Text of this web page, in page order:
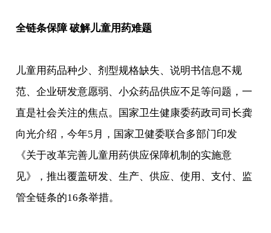
全链条保障 破解儿童用药难题
儿童用药品种少、剂型规格缺失、说明书信息不规
范、企业研发意愿弱、小众药品供应不足等问题，一
直是社会关注的焦点。国家卫生健康委药政司司长龚
向光介绍，今年5月，国家卫健委联合多部门印发
《关于改革完善儿童用药供应保障机制的实施意
见》，推出覆盖研发、生产、供应、使用、支付、监
管全链条的16条举措。